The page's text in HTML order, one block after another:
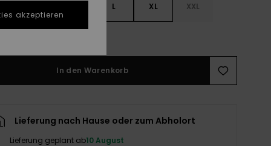
L XL XXL
In den Warenkorb
Lieferung nach Hause oder zum Abholort
Lieferung geplant ab10 August
akzeptieren